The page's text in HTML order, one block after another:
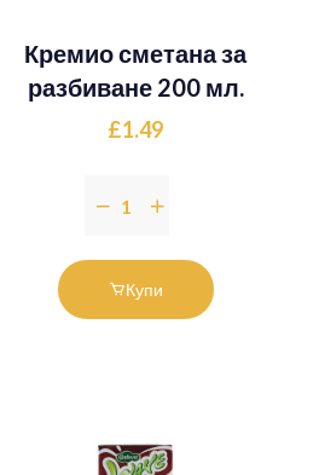
Кремио сметана за
разбиване 200 мл.
£1.49
Купи